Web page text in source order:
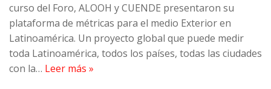
curso del Foro, ALOOH y CUENDE presentaron su
plataforma de métricas para el medio Exterior en
Latinoamérica. Un proyecto global que puede medir
toda Latinoamérica, todos los países, todas las ciudades
con la… Leer más »